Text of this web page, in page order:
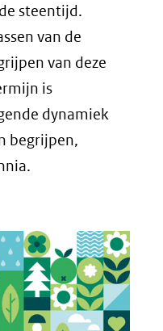
steentijd.
van de
van deze
is
dynamiek
begrijpen,